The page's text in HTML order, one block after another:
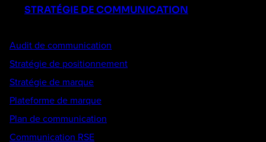
STRATÉGIE DE COMMUNICATION
Audit de communication
Stratégie de positionnement
Stratégie de marque
Plateforme de marque
Plan de communication
Communication RSE